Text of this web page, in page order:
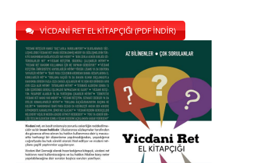
VİCDANİ RET EL KİTAPÇIĞI (PDF İNDİR)